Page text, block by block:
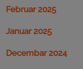
Februar 2025
Januar 2025
Decembar 2024